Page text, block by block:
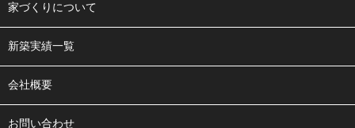
家づくりについて
新築実績一覧
会社概要
お問い合わせ